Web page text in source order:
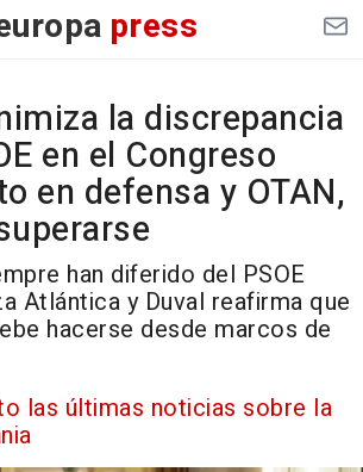
press
la discrepancia
en el Congreso
en defensa y OTAN,
han diferido del PSOE
Atlántica y Duval reafirma que
hacerse desde marcos de
las últimas noticias sobre la